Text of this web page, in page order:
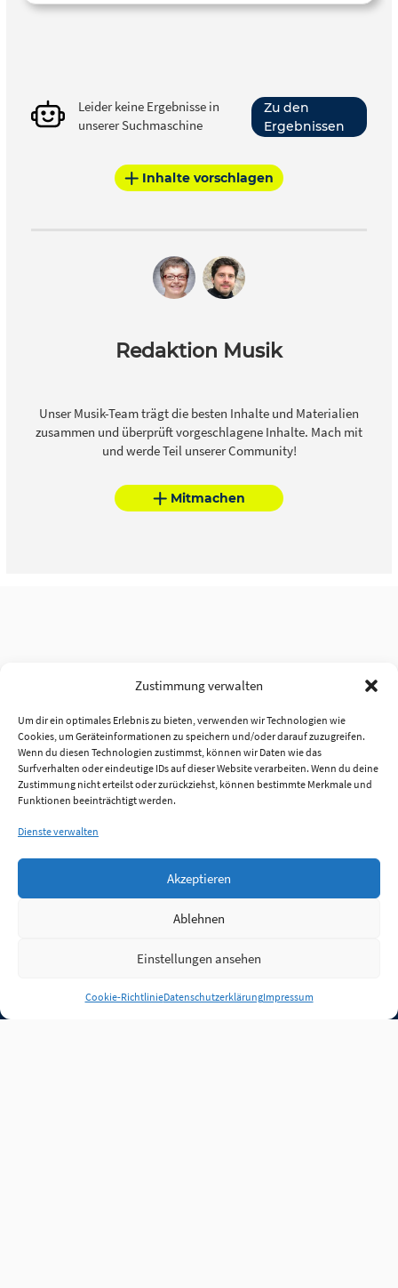
Zustimmung verwalten
Um dir ein optimales Erlebnis zu bieten, verwenden wir Technologien wie
Cookies, um Geräteinformationen zu speichern und/oder darauf zuzugreifen.
Wenn du diesen Technologien zustimmst, können wir Daten wie das
Surfverhalten oder eindeutige IDs auf dieser Website verarbeiten. Wenn du deine
Zustimmung nicht erteilst oder zurückziehst, können bestimmte Merkmale und
Funktionen beeinträchtigt werden.
Dienste verwalten
Akzeptieren
Ablehnen
Einstellungen ansehen
Cookie-RichtlinieDatenschutzerklärungImpressum
Leider keine Ergebnisse in
unserer Suchmaschine
Zu den
Ergebnissen
Inhalte vorschlagen
Redaktion Musik
Unser Musik-Team trägt die besten Inhalte und Materialien
zusammen und überprüft vorgeschlagene Inhalte. Mach mit
und werde Teil unserer Community!
Mitmachen
Anmelden
Jobs Partner FAQ Quellen